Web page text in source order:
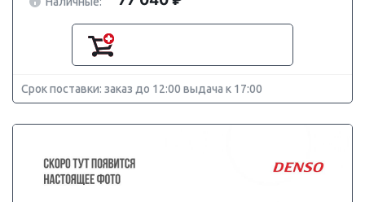
Срок поставки: заказ до 12:00 выдача к 17:00